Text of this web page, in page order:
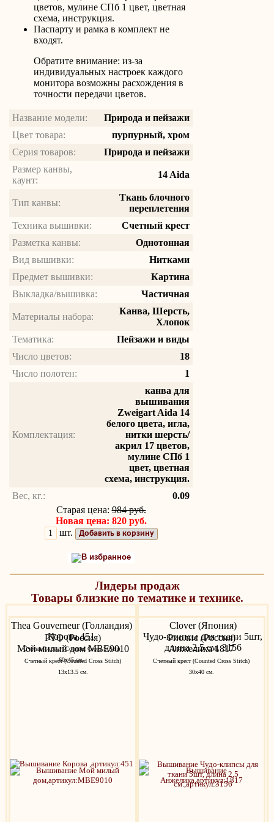
цветов, мулине СПб 1 цвет, цветная
схема, инструкция.
Паспарту и рамка в комплект не
входят.
Обратите внимание: из-за
индивидуальных настроек каждого
монитора возможны расхождения в
точности передачи цветов.
Название модели:
Природа и пейзажи
Цвет товара:
пурпурный, хром
Серия товаров:
Природа и пейзажи
Размер канвы,
каунт:
14 Aida
Тип канвы:
Ткань блочного
переплетения
Техника вышивки:
Счетный крест
Разметка канвы:
Однотонная
Вид вышивки:
Нитками
Предмет вышивки:
Картина
Выкладка/вышивка:
Частичная
Материалы набора:
Канва, Шерсть,
Хлопок
Тематика:
Пейзажи и виды
Число цветов:
18
Число полотен:
1
Комплектация:
канва для
вышивания
Zweigart Aida 14
белого цвета, игла,
нитки шерсть/
акрил 17 цветов,
мулине СПб 1
цвет, цветная
схема, инструкция.
Вес, кг.:
0.09
Старая цена:984 руб.
Новая цена: 820 руб.
шт.
Добавить в корзину
В избранное
Товары близкие по тематике и технике.
РТО (Россия)
Мой милый дом MBE9010
Счетный крест (Counted Cross Stitch)
13x13.5 см.
Риолис (Россия)
Анжелика 1817
Счетный крест (Counted Cross Stitch)
30х40 см.
Лидеры продаж
Thea Gouverneur (Голландия)
Корова 451
Счетный крест (Counted Cross Stitch)
60х45 см.
Clover (Япония)
Чудо-клипсы для ткани 5шт,
длина 2,5 см. 3156